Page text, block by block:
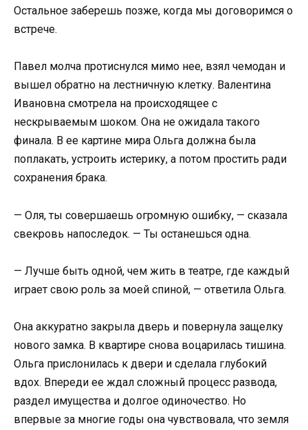
Остальное заберешь позже, когда мы договоримся о
встрече.
Павел молча протиснулся мимо нее, взял чемодан и
вышел обратно на лестничную клетку. Валентина
Ивановна смотрела на происходящее с
нескрываемым шоком. Она не ожидала такого
финала. В ее картине мира Ольга должна была
поплакать, устроить истерику, а потом простить ради
сохранения брака.
— Оля, ты совершаешь огромную ошибку, — сказала
свекровь напоследок. — Ты останешься одна.
— Лучше быть одной, чем жить в театре, где каждый
играет свою роль за моей спиной, — ответила Ольга.
Она аккуратно закрыла дверь и повернула защелку
нового замка. В квартире снова воцарилась тишина.
Ольга прислонилась к двери и сделала глубокий
вдох. Впереди ее ждал сложный процесс развода,
раздел имущества и долгое одиночество. Но
впервые за многие годы она чувствовала, что земля